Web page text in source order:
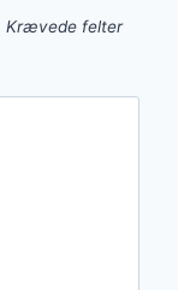
Krævede felter